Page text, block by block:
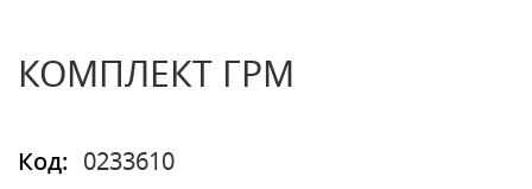
КОМПЛЕКТ ГРМ
Код:
0233610